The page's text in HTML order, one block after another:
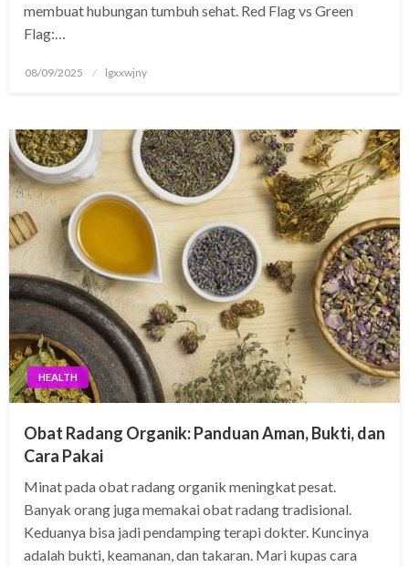
membuat hubungan tumbuh sehat. Red Flag vs Green
Flag:…
Posted
08/09/2025 lgxxwjny
HEALTH
Obat Radang Organik: Panduan Aman, Bukti, dan
Cara Pakai
Minat pada obat radang organik meningkat pesat.
Banyak orang juga memakai obat radang tradisional.
Keduanya bisa jadi pendamping terapi dokter. Kuncinya
adalah bukti, keamanan, dan takaran. Mari kupas cara